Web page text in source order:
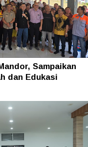
Sampaikan
dan Edukasi